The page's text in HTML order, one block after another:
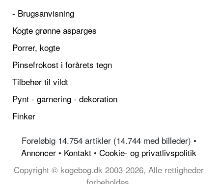
- Brugsanvisning
Kogte grønne asparges
Porrer, kogte
Pinsefrokost i forårets tegn
Tilbehør til vildt
Pynt - garnering - dekoration
Finker
Foreløbig 14.754 artikler (14.744 med billeder) •
Annoncer • Kontakt • Cookie- og privatlivspolitik
Copyright © kogebog.dk 2003-2026, Alle rettigheder